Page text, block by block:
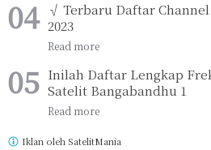
√ Terbaru Daftar
2023
Inilah Daftar Lengkap
Satelit Bangabandhu 1
Iklan oleh SatelitMania